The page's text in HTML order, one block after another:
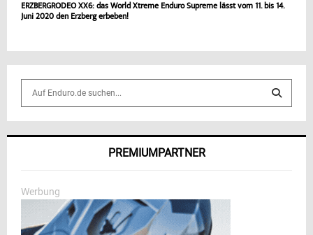
ERZBERGRODEO XX6: das World Xtreme Enduro Supreme lässt vom 11. bis 14.
Juni 2020 den Erzberg erbeben!
o
:
S
PREMIUMPARTNER
Werbung